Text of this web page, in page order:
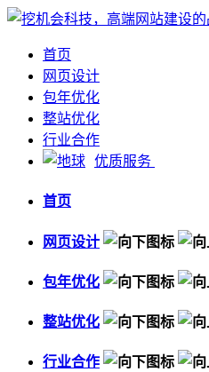
首页
网页设计
包年优化
整站优化
行业合作
优质服务
首页
网页设计
包年优化
整站优化
行业合作